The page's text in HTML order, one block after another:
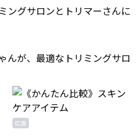
ングサロンとトリマーさんに
んが、最適なトリミングサロ
広告